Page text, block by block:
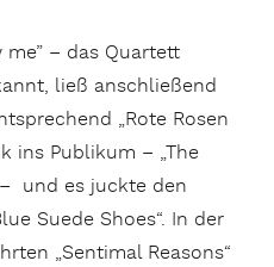
me” – das Quartett
ließ anschließend
„Rote Rosen
ins Publikum – „The
und es juckte den
Suede Shoes“. In der
„Sentimal Reasons“